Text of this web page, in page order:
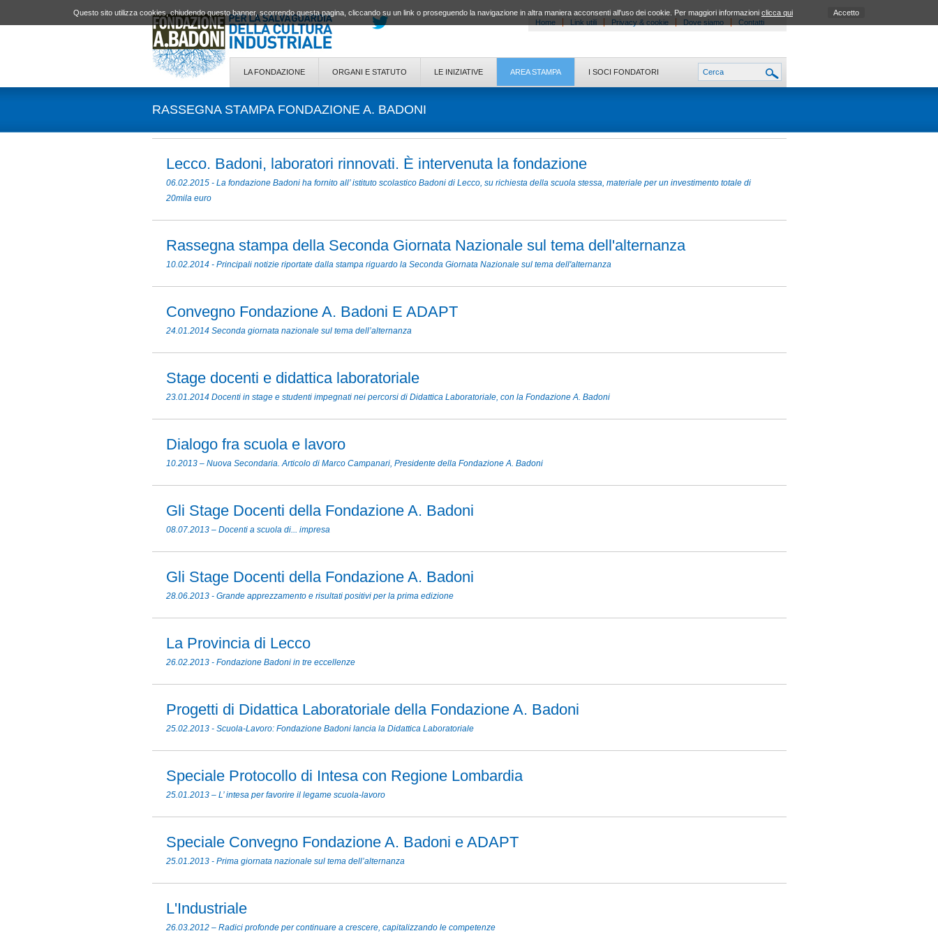
Home Link utili Privacy & cookie Dove siamo Contatti
LA FONDAZIONE ORGANI E STATUTO LE INIZIATIVE AREA STAMPA I SOCI FONDATORI
RASSEGNA STAMPA FONDAZIONE A. BADONI
Lecco. Badoni, laboratori rinnovati. È intervenuta la fondazione
06.02.2015 - La fondazione Badoni ha fornito all’ istituto scolastico Badoni di Lecco, su richiesta della scuola stessa, materiale per un investimento totale di
20mila euro
Rassegna stampa della Seconda Giornata Nazionale sul tema dell'alternanza
10.02.2014 - Principali notizie riportate dalla stampa riguardo la Seconda Giornata Nazionale sul tema dell'alternanza
Convegno Fondazione A. Badoni E ADAPT
24.01.2014 Seconda giornata nazionale sul tema dell’alternanza
Stage docenti e didattica laboratoriale
23.01.2014 Docenti in stage e studenti impegnati nei percorsi di Didattica Laboratoriale, con la Fondazione A. Badoni
Dialogo fra scuola e lavoro
10.2013 – Nuova Secondaria. Articolo di Marco Campanari, Presidente della Fondazione A. Badoni
Gli Stage Docenti della Fondazione A. Badoni
08.07.2013 – Docenti a scuola di... impresa
Gli Stage Docenti della Fondazione A. Badoni
28.06.2013 - Grande apprezzamento e risultati positivi per la prima edizione
La Provincia di Lecco
26.02.2013 - Fondazione Badoni in tre eccellenze
Progetti di Didattica Laboratoriale della Fondazione A. Badoni
25.02.2013 - Scuola-Lavoro: Fondazione Badoni lancia la Didattica Laboratoriale
Speciale Protocollo di Intesa con Regione Lombardia
25.01.2013 – L’ intesa per favorire il legame scuola-lavoro
Speciale Convegno Fondazione A. Badoni e ADAPT
25.01.2013 - Prima giornata nazionale sul tema dell’alternanza
L'Industriale
26.03.2012 – Radici profonde per continuare a crescere, capitalizzando le competenze
Questo sito utilizza cookies, chiudendo questo banner, scorrendo questa pagina, cliccando su un link o proseguendo la navigazione in altra maniera acconsenti all'uso dei cookie. Per maggiori informazioni clicca qui Accetto